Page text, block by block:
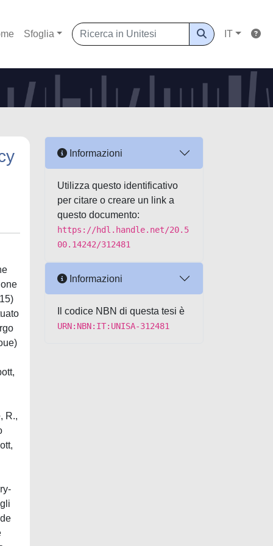
Sfoglia IT
R.,
Informazioni
Utilizza questo identificativo
per citare o creare un link a
questo documento:
https://hdl.handle.net/20.5
00.14242/312481
Informazioni
Il codice NBN di questa tesi è
URN:NBN:IT:UNISA-312481